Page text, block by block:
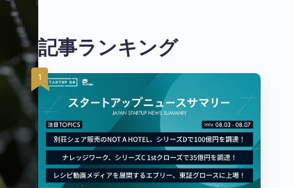
記事ランキング